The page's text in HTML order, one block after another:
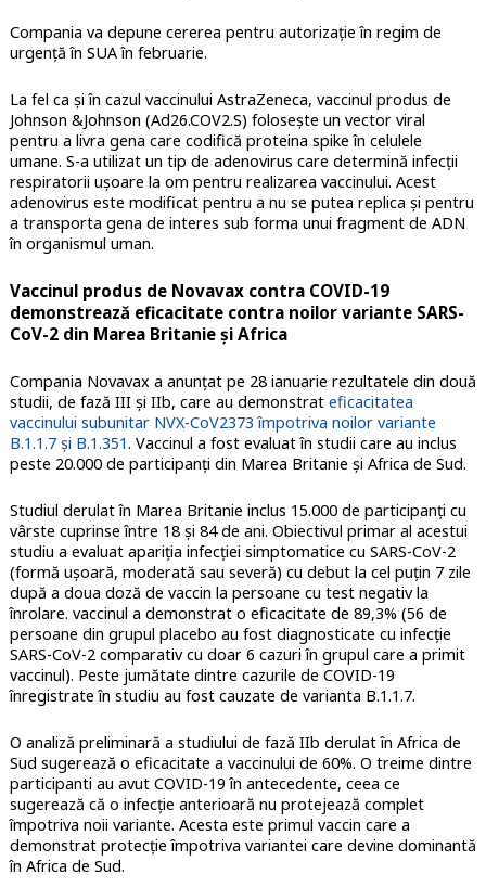
Compania va depune cererea pentru autorizație în regim de
urgență în SUA în februarie.
La fel ca și în cazul vaccinului AstraZeneca, vaccinul produs de
Johnson &Johnson (Ad26.COV2.S) folosește un vector viral
pentru a livra gena care codifică proteina spike în celulele
umane. S-a utilizat un tip de adenovirus care determină infecții
respiratorii ușoare la om pentru realizarea vaccinului. Acest
adenovirus este modificat pentru a nu se putea replica și pentru
a transporta gena de interes sub forma unui fragment de ADN
în organismul uman.
Vaccinul produs de Novavax contra COVID-19
demonstrează eficacitate contra noilor variante SARS-
CoV-2 din Marea Britanie și Africa
Compania Novavax a anunțat pe 28 ianuarie rezultatele din două
studii, de fază III și IIb, care au demonstrat eficacitatea
vaccinului subunitar NVX-CoV2373 împotriva noilor variante
B.1.1.7 și B.1.351. Vaccinul a fost evaluat în studii care au inclus
peste 20.000 de participanți din Marea Britanie și Africa de Sud.
Studiul derulat în Marea Britanie inclus 15.000 de participanți cu
vârste cuprinse între 18 și 84 de ani. Obiectivul primar al acestui
studiu a evaluat apariția infecției simptomatice cu SARS-CoV-2
(formă ușoară, moderată sau severă) cu debut la cel puțin 7 zile
după a doua doză de vaccin la persoane cu test negativ la
înrolare. vaccinul a demonstrat o eficacitate de 89,3% (56 de
persoane din grupul placebo au fost diagnosticate cu infecție
SARS-CoV-2 comparativ cu doar 6 cazuri în grupul care a primit
vaccinul). Peste jumătate dintre cazurile de COVID-19
înregistrate în studiu au fost cauzate de varianta B.1.1.7.
O analiză preliminară a studiului de fază IIb derulat în Africa de
Sud sugerează o eficacitate a vaccinului de 60%. O treime dintre
participanti au avut COVID-19 în antecedente, ceea ce
sugerează că o infecție anterioară nu protejează complet
împotriva noii variante. Acesta este primul vaccin care a
demonstrat protecție împotriva variantei care devine dominantă
în Africa de Sud.